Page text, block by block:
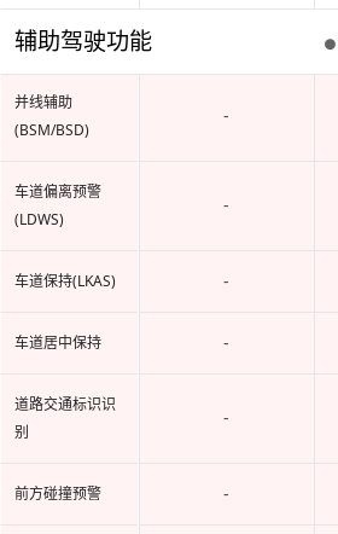
辅助驾驶功能 ●
并线辅助
(BSM/BSD)
车道偏离预警
(LDWS)
车道保持(LKAS)
车道居中保持
道路交通标识识
别
前方碰撞预警
-
-
-
-
-
-